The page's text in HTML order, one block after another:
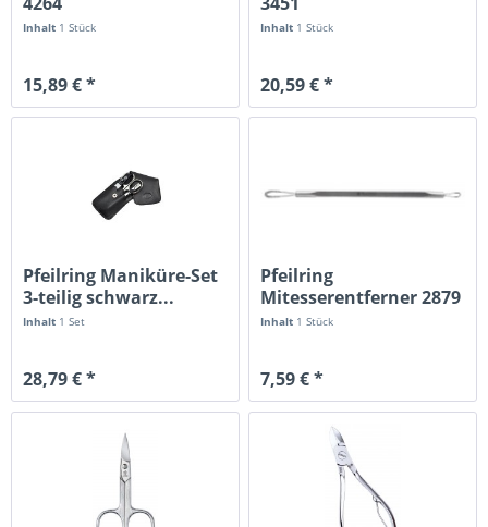
Inhalt 1 Stück
15,89 € *
Inhalt 1 Stück
20,59 € *
Pfeilring Maniküre-Set
3-teilig schwarz...
Inhalt 1 Set
28,79 € *
Pfeilring
Mitesserentferner 2879
rostfrei, 12cm
Inhalt 1 Stück
7,59 € *